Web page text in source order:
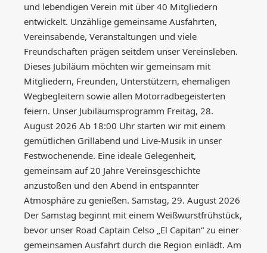
und lebendigen Verein mit über 40 Mitgliedern
entwickelt. Unzählige gemeinsame Ausfahrten,
Vereinsabende, Veranstaltungen und viele
Freundschaften prägen seitdem unser Vereinsleben.
Dieses Jubiläum möchten wir gemeinsam mit
Mitgliedern, Freunden, Unterstützern, ehemaligen
Wegbegleitern sowie allen Motorradbegeisterten
feiern. Unser Jubiläumsprogramm Freitag, 28.
August 2026 Ab 18:00 Uhr starten wir mit einem
gemütlichen Grillabend und Live-Musik in unser
Festwochenende. Eine ideale Gelegenheit,
gemeinsam auf 20 Jahre Vereinsgeschichte
anzustoßen und den Abend in entspannter
Atmosphäre zu genießen. Samstag, 29. August 2026
Der Samstag beginnt mit einem Weißwurstfrühstück,
bevor unser Road Captain Celso „El Capitan“ zu einer
gemeinsamen Ausfahrt durch die Region einlädt. Am